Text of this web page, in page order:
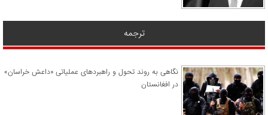
ترجمه
نگاهی به روند تحول و راهبردهای عملیاتی «داعش خراسان»
در افغانستان